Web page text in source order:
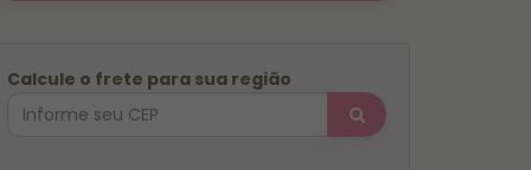
Calcule o frete para sua região